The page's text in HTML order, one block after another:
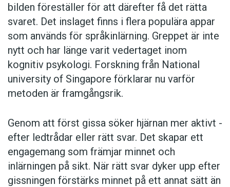
bilden föreställer för att därefter få det rätta
svaret. Det inslaget finns i flera populära appar
som används för språkinlärning. Greppet är inte
nytt och har länge varit vedertaget inom
kognitiv psykologi. Forskning från National
university of Singa­pore förklarar nu varför
metoden är framgångsrik.
Genom att först gissa ­söker hjärnan mer aktivt ­
efter ledtrådar eller rätt svar. Det skapar ett
engagemang som främjar minnet och
inlärningen på sikt. När rätt svar dyker upp efter
gissningen förstärks minnet på ett annat sätt än